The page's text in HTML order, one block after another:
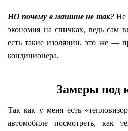
НО почему в машине не так?Не
экономия на спичках, ведь сам
есть такие изоляции, это же —
кондиционера.
Замеры под
Так как у меня есть
автомобиле посмотреть, как